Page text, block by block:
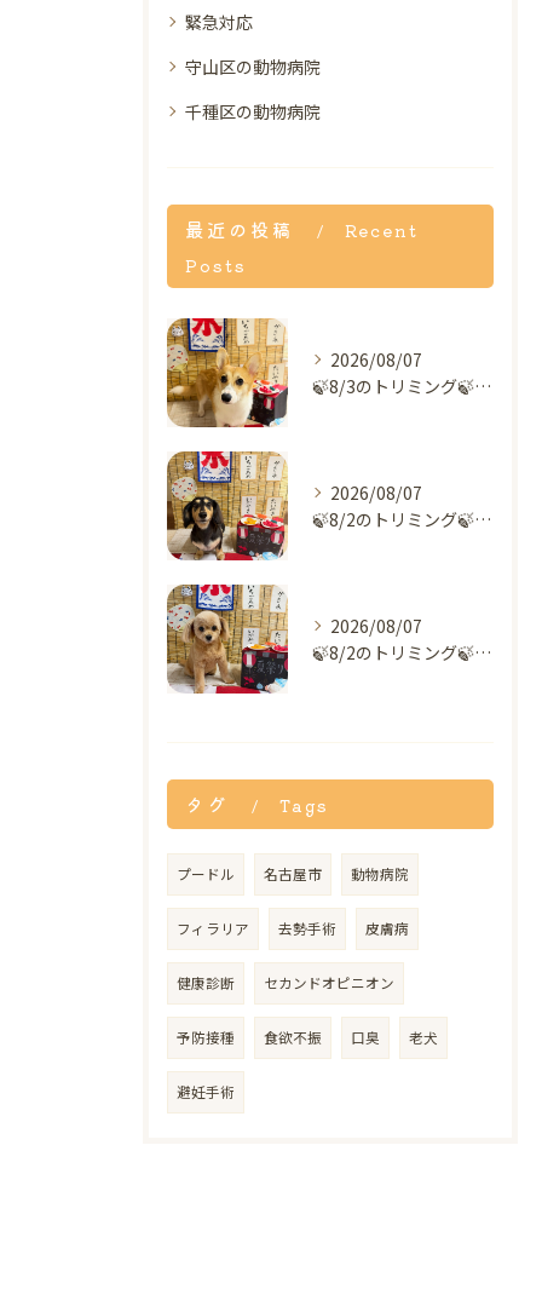
緊急対応
守山区の動物病院
千種区の動物病院
最近の投稿
Recent
Posts
2026/08/07
🍃8/3のトリミング🍃コーギー🐶｜名東区・千種区・守山区の動...
2026/08/07
🍃8/2のトリミング🍃ダックス🐶｜名東区・千種区・守山区の動...
2026/08/07
🍃8/2のトリミング🍃ミックス犬🐶｜名東区・千種区・守山区の...
タグ Tags
プードル 名古屋市 動物病院
フィラリア 去勢手術 皮膚病
健康診断 セカンドオピニオン
予防接種 食欲不振 口臭 老犬
避妊手術